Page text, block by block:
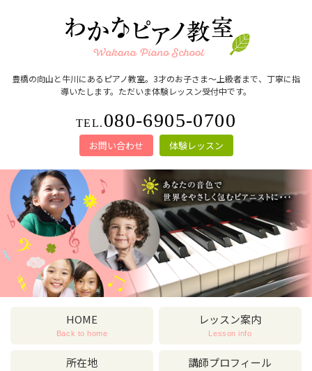
豊橋の向山と牛川にあるピアノ教室。3才のお子さま～上級者まで、丁寧に指
導いたします。ただいま体験レッスン受付中です。
TEL. 080-6905-0700
お問い合わせ 体験レッスン
HOME
Back to home
レッスン案内
Lesson info
所在地 講師プロフィール